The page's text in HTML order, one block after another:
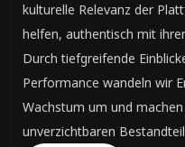
kulturelle Relevanz der
helfen, authentisch mit
Durch tiefgreifende
Performance wandeln wir
Wachstum um und
unverzichtbaren